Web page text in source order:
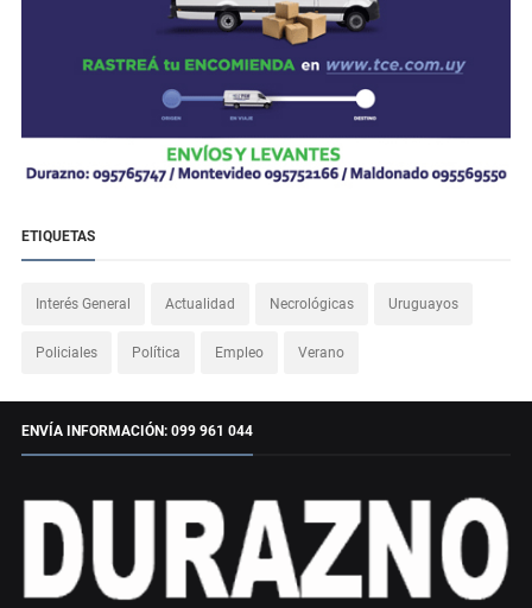
ETIQUETAS
Interés General Actualidad Necrológicas Uruguayos
Policiales Política Empleo Verano
ENVÍA INFORMACIÓN: 099 961 044